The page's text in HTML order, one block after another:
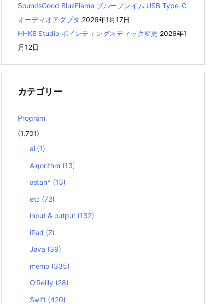
SoundsGood BlueFlame ブルーフレイム USB Type-C
オーディオアダプタ 2026年1月17日
HHKB Studio ポインティングスティック変更 2026年1
月12日
カテゴリー
Program
(1,701)
ai (1)
Algorithm (13)
astah* (13)
etc (72)
input & output (132)
iPad (7)
Java (39)
memo (335)
O’Reilly (28)
Swift (420)